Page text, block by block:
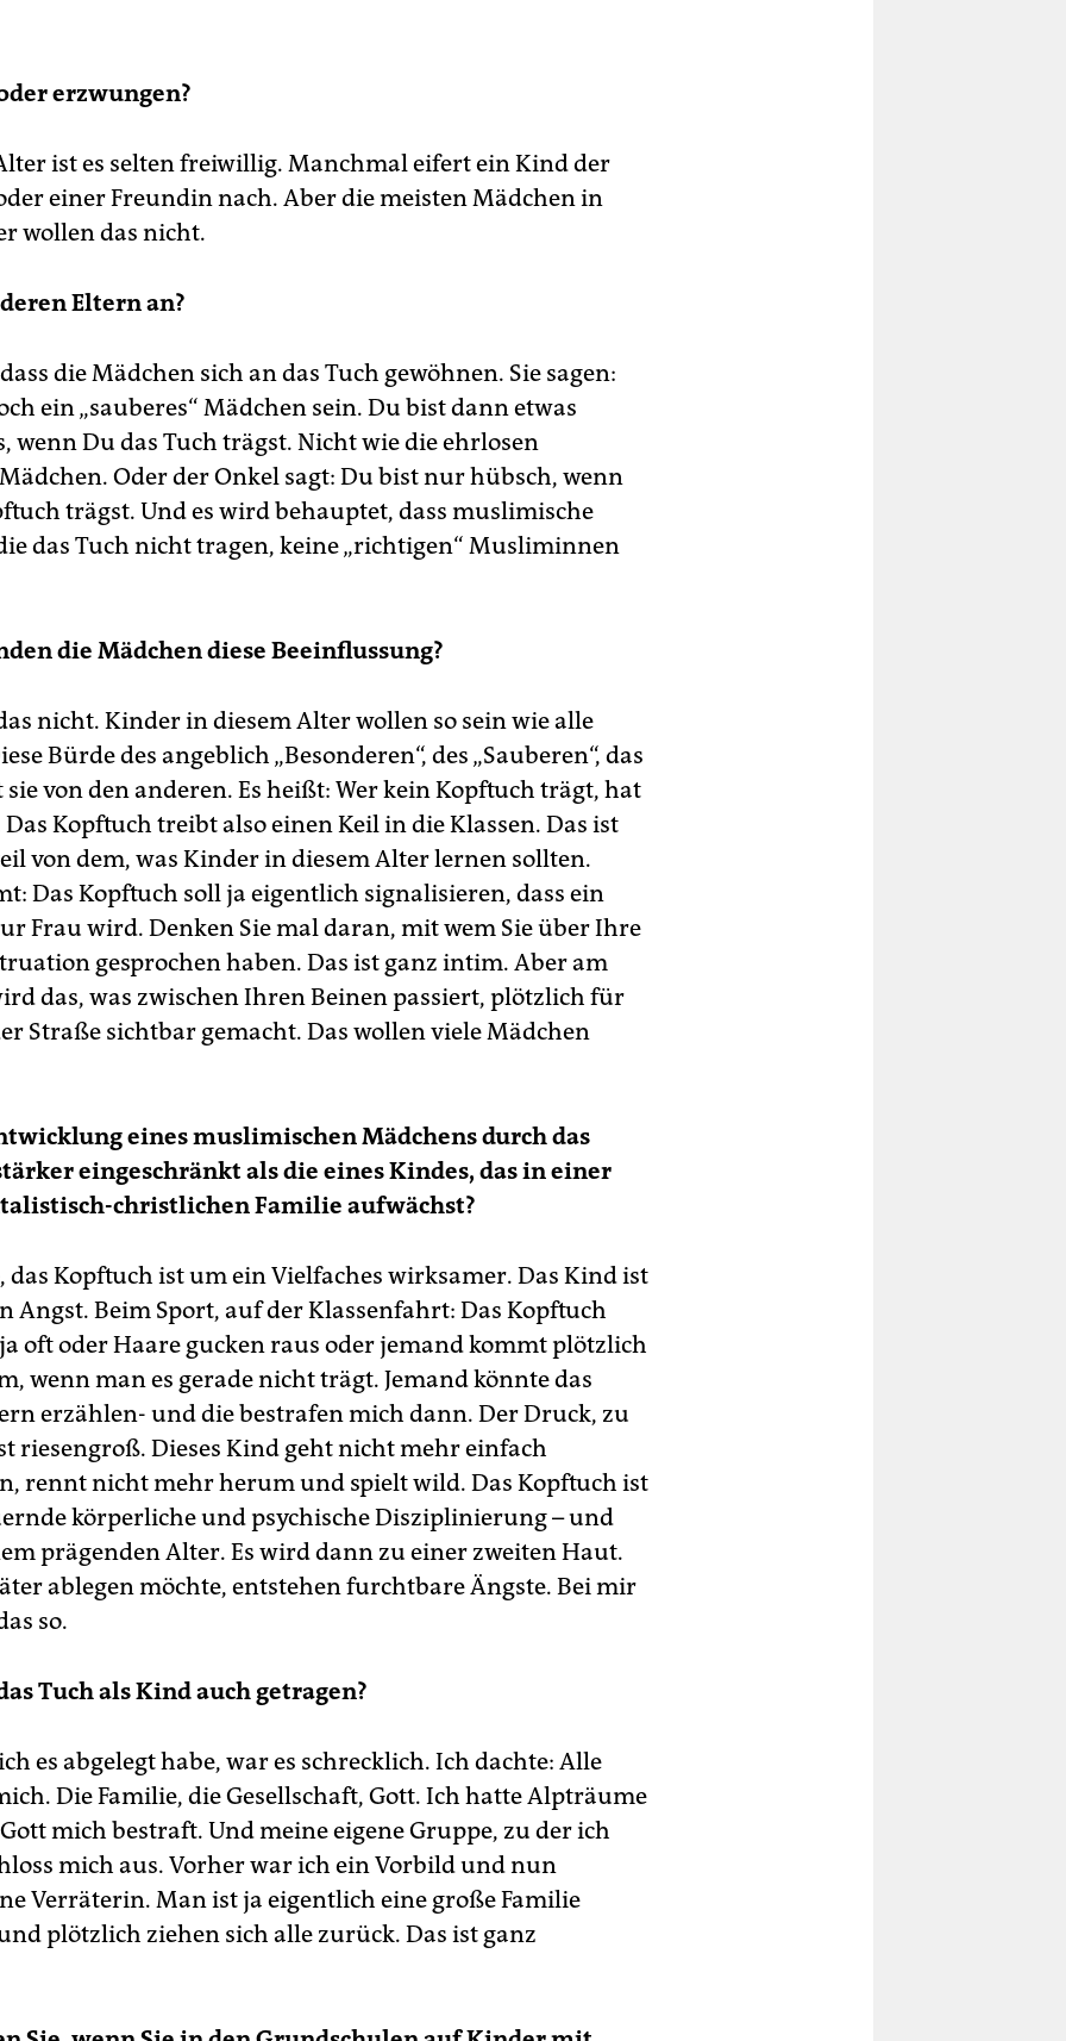
erzwungen?
ist es selten freiwillig. Manchmal eifert ein Kind der
einer Freundin nach. Aber die meisten Mädchen in
wollen das nicht.
Eltern an?
die Mädchen sich an das Tuch gewöhnen. Sie sagen:
ein „sauberes“ Mädchen sein. Du bist dann etwas
wenn Du das Tuch trägst. Nicht wie die ehrlosen
Oder der Onkel sagt: Du bist nur hübsch, wenn
trägst. Und es wird behauptet, dass muslimische
das Tuch nicht tragen, keine „richtigen“ Musliminnen
die Mädchen diese Beeinflussung?
nicht. Kinder in diesem Alter wollen so sein wie alle
Bürde des angeblich „Besonderen“, des „Sauberen“, das
von den anderen. Es heißt: Wer kein Kopftuch trägt, hat
Das Kopftuch treibt also einen Keil in die Klassen. Das ist
von dem, was Kinder in diesem Alter lernen sollten.
Das Kopftuch soll ja eigentlich signalisieren, dass ein
Frau wird. Denken Sie mal daran, mit wem Sie über Ihre
gesprochen haben. Das ist ganz intim. Aber am
das, was zwischen Ihren Beinen passiert, plötzlich für
Straße sichtbar gemacht. Das wollen viele Mädchen
eines muslimischen Mädchens durch das
eingeschränkt als die eines Kindes, das in einer
christlichen Familie aufwächst?
das Kopftuch ist um ein Vielfaches wirksamer. Das Kind ist
Angst. Beim Sport, auf der Klassenfahrt: Das Kopftuch
oft oder Haare gucken raus oder jemand kommt plötzlich
wenn man es gerade nicht trägt. Jemand könnte das
erzählen- und die bestrafen mich dann. Der Druck, zu
riesengroß. Dieses Kind geht nicht mehr einfach
rennt nicht mehr herum und spielt wild. Das Kopftuch ist
körperliche und psychische Disziplinierung – und
prägenden Alter. Es wird dann zu einer zweiten Haut.
ablegen möchte, entstehen furchtbare Ängste. Bei mir
so.
Tuch als Kind auch getragen?
es abgelegt habe, war es schrecklich. Ich dachte: Alle
Die Familie, die Gesellschaft, Gott. Ich hatte Alpträume
mich bestraft. Und meine eigene Gruppe, zu der ich
mich aus. Vorher war ich ein Vorbild und nun
Verräterin. Man ist ja eigentlich eine große Familie
plötzlich ziehen sich alle zurück. Das ist ganz